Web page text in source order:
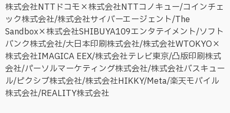
株式会社NTTドコモ×株式会社NTTコノキュー/コインチェ
ック株式会社/株式会社サイバーエージェント/The
Sandbox×株式会社SHIBUYA109エンタテイメント/ソフト
バンク株式会社/大日本印刷株式会社/株式会社WTOKYO×
株式会社IMAGICA EEX/株式会社テレビ東京/凸版印刷株式
会社/パーソルマーケティング株式会社/株式会社バスキュー
ル/ピクシブ株式会社/株式会社HIKKY/Meta/楽天モバイル
株式会社/REALITY株式会社